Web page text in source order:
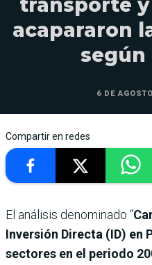
transporte
acapararon
según
6 DE
Compartir en redes
El análisis denominado “
Inversión Directa (ID) en
sectores en el periodo